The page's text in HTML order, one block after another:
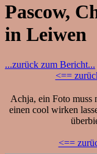
Pascow,
in Leiwen
...zurück zum Bericht...
<==
Achja, ein Foto muss
einen cool wirken
<==